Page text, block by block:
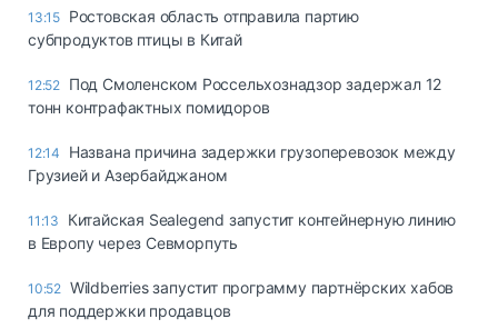
13:15 Ростовская область отправила партию
субпродуктов птицы в Китай
12:52 Под Смоленском Россельхознадзор задержал 12
тонн контрафактных помидоров
12:14
Названа причина задержки грузоперевозок между
Грузией и Азербайджаном
11:13
Китайская Sealegend запустит контейнерную линию
в Европу через Севморпуть
10:52 Wildberries запустит программу партнёрских хабов
для поддержки продавцов